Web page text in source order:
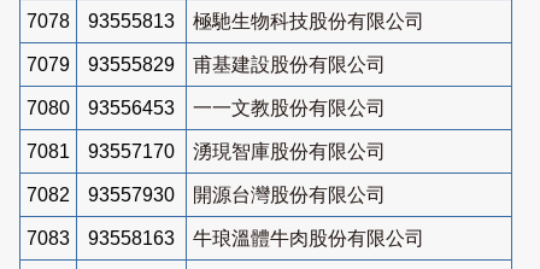
7078 93555813 極馳生物科技股份有限公司
7079 93555829 甫基建設股份有限公司
7080 93556453 一一文教股份有限公司
7081 93557170 湧現智庫股份有限公司
7082 93557930 開源台灣股份有限公司
7083 93558163 牛琅溫體牛肉股份有限公司